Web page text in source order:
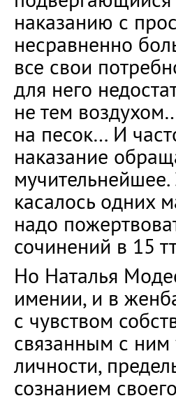
наказанию с
несравненно
все свои
для него
не тем
на песок… И
наказание
касалось одних
надо
сочинений в 15
Но Наталья
имении, и в
с чувством
связанным с ним
личности,
сознанием